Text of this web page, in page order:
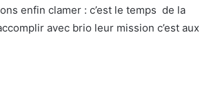
enfin clamer : c’est le temps de la
avec brio leur mission c’est aux